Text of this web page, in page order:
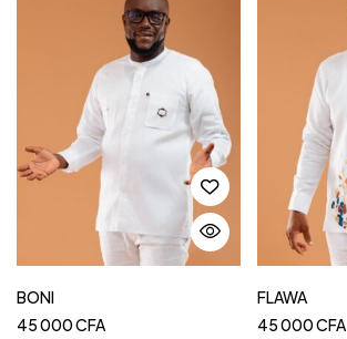
BONI
45 000CFA
FLAWA
45 000CFA